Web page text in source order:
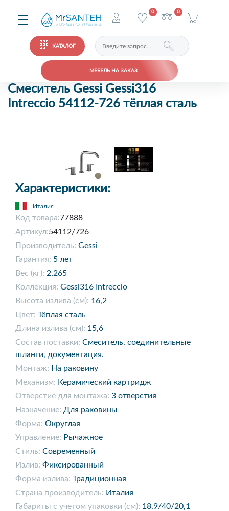
КАТАЛОГ
МЕБЕЛЬ НА ЗАКАЗ
0 0
Смеситель Gessi Gessi316
Intreccio 54112-726 тёплая сталь
Характеристики:
Италия
Код товара:77888
Артикул:54112/726
Производитель: Gessi
Гарантия: 5 лет
Вес (кг): 2,265
Коллекция: Gessi316 Intreccio
Высота излива (см): 16,2
Цвет: Тёплая сталь
Длина излива (см): 15,6
Состав поставки: Смеситель, соединительные
шланги, документация.
Монтаж: На раковину
Механизм: Керамический картридж
Отверстие для монтажа: 3 отверстия
Назначение: Для раковины
Форма: Округлая
Управление: Рычажное
Стиль: Современный
Излив: Фиксированный
Форма излива: Традиционная
Страна производитель: Италия
Габариты с учетом упаковки (см): 18,9/40/20,1